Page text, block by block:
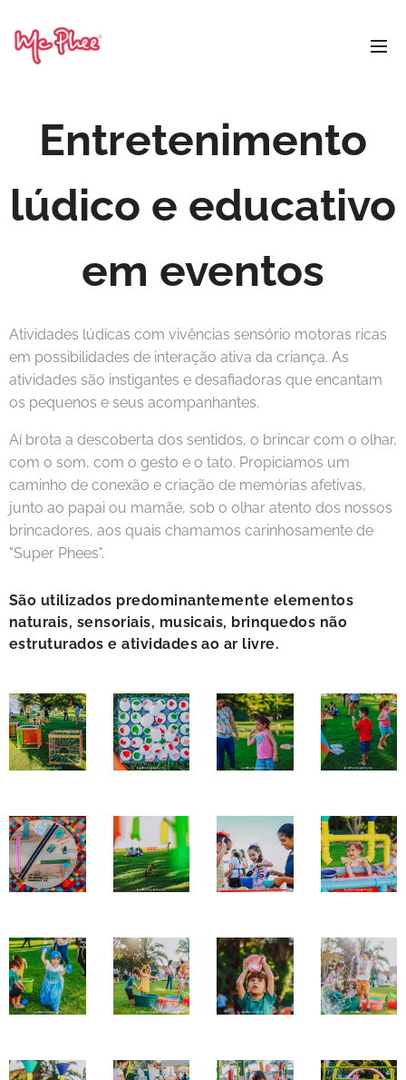
Entretenimento
lúdico e educativo
em eventos
Atividades lúdicas com vivências sensório motoras ricas
em possibilidades de interação ativa da criança. As
atividades são instigantes e desafiadoras que encantam
os pequenos e seus acompanhantes.
Aí brota a descoberta dos sentidos, o brincar com o olhar,
com o som, com o gesto e o tato. Propiciamos um
caminho de conexão e criação de memórias afetivas,
junto ao papai ou mamãe, sob o olhar atento dos nossos
brincadores, aos quais chamamos carinhosamente de
"Super Phees".
São utilizados predominantemente elementos
naturais, sensoriais, musicais, brinquedos não
estruturados e atividades ao ar livre.